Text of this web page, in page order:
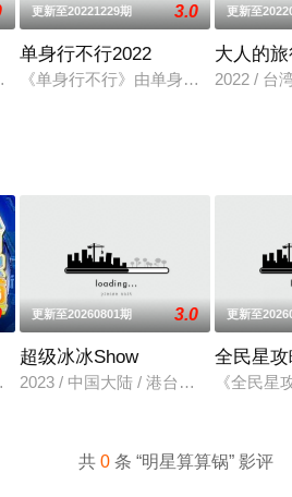
響起，又是時候要準備好禮物！熱
更新至20221229期 3.0
单身行不行2022
《单身行不行》由单身轻熟女邱沁
更新至
大人的
2022 / 台
餚、贴地料理受到识饮识食之人的
更新至20260801期 3.0
超级冰冰Show
2023 / 中国大陆 / 港台综艺
更新至
全民星
《全民
共0 条 “明星算算锅” 影评